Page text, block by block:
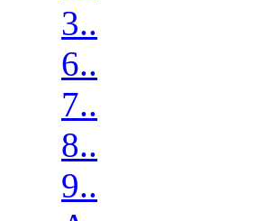
3..
6..
7..
8..
9..